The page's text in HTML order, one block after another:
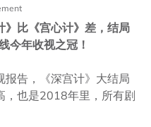
》比《宫心计》差，结局
今年收视之冠！
告，《深宫计》大结局
，也是2018年里，所有剧